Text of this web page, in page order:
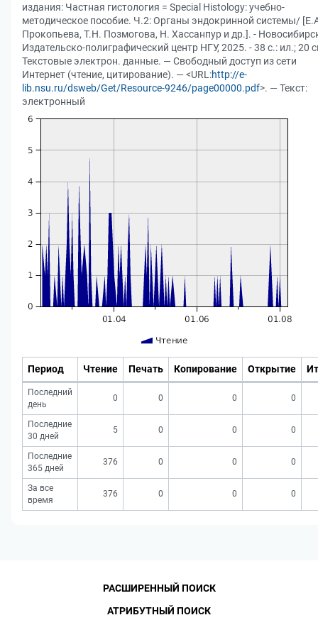
издания: Частная гистология = Special Histology: учебно‐
методическое пособие. Ч.2: Органы эндокринной системы/
Прокопьева, Т.Н. Позмогова, Н. Хассанпур и др.]. -
Издательско-полиграфический центр НГУ, 2025. - 38 с.: ил.; 20
Текстовые электрон. данные. — Свободный доступ из сети
Интернет (чтение, цитирование). — <URL:http://e-
lib.nsu.ru/dsweb/Get/Resource-9246/page00000.pdf>. — Текст:
электронный
Период Чтение Печать Копирование Открытие
Последний
день
0 0 0 0
Последние
30 дней
5 0 0 0
Последние
365 дней
376 0 0 0
За все
время
376 0 0 0
РАСШИРЕННЫЙ ПОИСК
АТРИБУТНЫЙ ПОИСК